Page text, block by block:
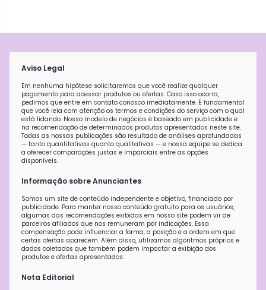
Aviso Legal
Em nenhuma hipótese solicitaremos que você realize qualquer
pagamento para acessar produtos ou ofertas. Caso isso ocorra,
pedimos que entre em contato conosco imediatamente. É fundamental
que você leia com atenção os termos e condições do serviço com o qual
está lidando. Nosso modelo de negócios é baseado em publicidade e
na recomendação de determinados produtos apresentados neste site.
Todas as nossas publicações são resultado de análises aprofundadas
— tanto quantitativas quanto qualitativas — e nossa equipe se dedica
a oferecer comparações justas e imparciais entre as opções
disponíveis.
Informação sobre Anunciantes
Somos um site de conteúdo independente e objetivo, financiado por
publicidade. Para manter nosso conteúdo gratuito para os usuários,
algumas das recomendações exibidas em nosso site podem vir de
parceiros afiliados que nos remuneram por indicações. Essa
compensação pode influenciar a forma, a posição e a ordem em que
certas ofertas aparecem. Além disso, utilizamos algoritmos próprios e
dados coletados que também podem impactar a exibição dos
produtos e ofertas apresentados.
Nota Editorial